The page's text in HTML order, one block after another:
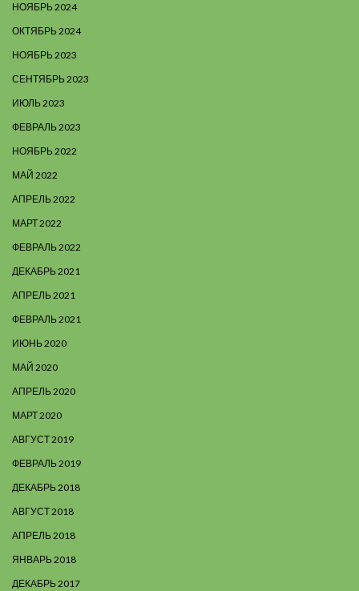
НОЯБРЬ 2024
ОКТЯБРЬ 2024
НОЯБРЬ 2023
СЕНТЯБРЬ 2023
ИЮЛЬ 2023
ФЕВРАЛЬ 2023
НОЯБРЬ 2022
МАЙ 2022
АПРЕЛЬ 2022
МАРТ 2022
ФЕВРАЛЬ 2022
ДЕКАБРЬ 2021
АПРЕЛЬ 2021
ФЕВРАЛЬ 2021
ИЮНЬ 2020
МАЙ 2020
АПРЕЛЬ 2020
МАРТ 2020
АВГУСТ 2019
ФЕВРАЛЬ 2019
ДЕКАБРЬ 2018
АВГУСТ 2018
АПРЕЛЬ 2018
ЯНВАРЬ 2018
ДЕКАБРЬ 2017